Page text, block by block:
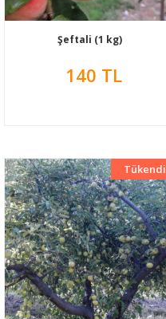
Şeftali (1 kg)
140 TL
Yeni
Tükendi